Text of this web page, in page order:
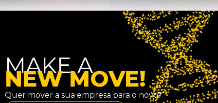
MAKE A
NEW MOVE!
Quer mover a sua empresa para o novo?